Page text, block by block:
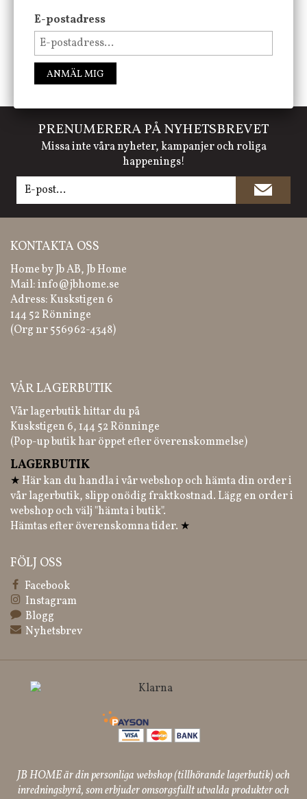
PRENUMERERA PÅ NYHETSBREVET
Missa inte våra nyheter, kampanjer och roliga
happenings!
KONTAKTA OSS
Home by Jb AB, Jb Home
Mail:info@jbhome.se
Adress: Kuskstigen 6
144 52 Rönninge
(Org nr 556962-4348)
VÅR LAGERBUTIK
Vår lagerbutik hittar du på
Kuskstigen 6, 144 52 Rönninge
(Pop-up butik har öppet efter överenskommelse)
LAGERBUTIK
★ Här kan du handla i vår webshop och hämta din order i
vår lagerbutik, slipp onödig fraktkostnad. Lägg en order i
webshop och välj "hämta i butik".
Hämtas efter överenskomna tider. ★
FÖLJ OSS
Facebook
Instagram
Blogg
Nyhetsbrev
JB HOME är din personliga webshop (tillhörande lagerbutik) och
inredningsbyrå, som erbjuder omsorgsfullt utvalda produkter och
E-postadress
ANMÄL MIG